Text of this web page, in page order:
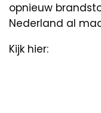
opnieuw
Nederland al
Kijk hier: